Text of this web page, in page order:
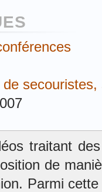
traitant
de
Parmi